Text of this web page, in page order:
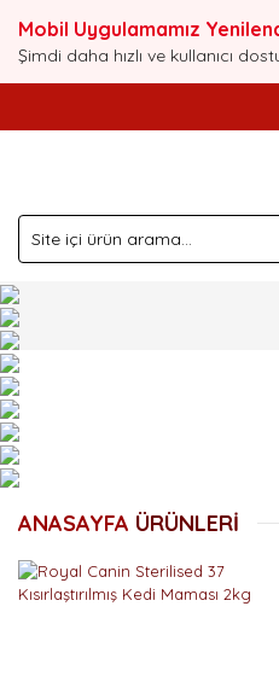
Mobil Uygulamamız
Şimdi daha hızlı ve kullanıcı
ANASAYFA ÜRÜNLERİ